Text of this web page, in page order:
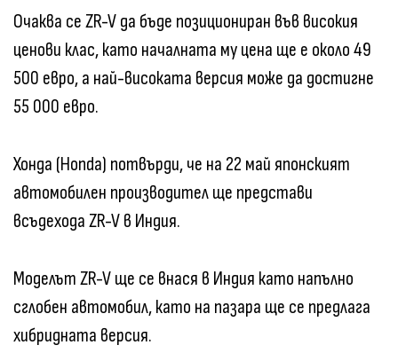
Очаква се ZR-V да бъде позициониран във високия
ценови клас, като началната му цена ще е около 49
500 евро, а най-високата версия може да достигне
55 000 евро.
Хонда (Honda) потвърди, че на 22 май японският
автомобилен производител ще представи
всъдехода ZR-V в Индия.
Моделът ZR-V ще се внася в Индия като напълно
сглобен автомобил, като на пазара ще се предлага
хибридната версия.